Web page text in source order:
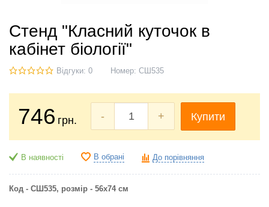
Стенд "Класний куточок в
кабінет біології"
Відгуки: 0 Номер: СШ535
746 грн. - + Купити
В наявності В обрані До порівняння
Код - СШ535, розмір - 56х74 см